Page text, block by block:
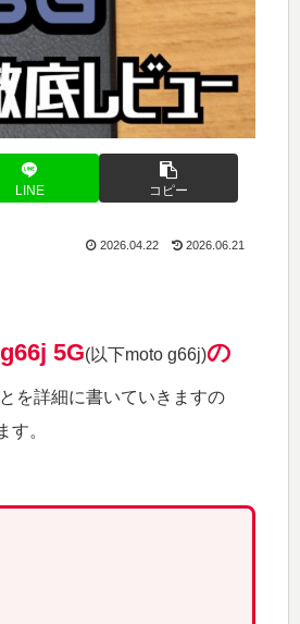
LINE コピー
2026.04.22 2026.06.21
5G(以下moto g66j)の
を詳細に書いていきますの
。